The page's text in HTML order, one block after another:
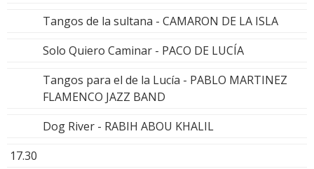
Tangos de la sultana - CAMARON DE LA ISLA
Solo Quiero Caminar - PACO DE LUCÍA
Tangos para el de la Lucía - PABLO MARTINEZ
FLAMENCO JAZZ BAND
Dog River - RABIH ABOU KHALIL
17.30